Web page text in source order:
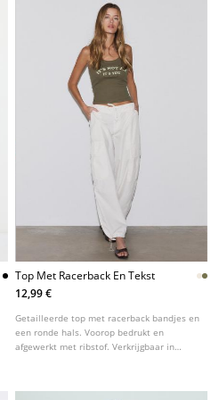
Top Met Racerback En Tekst
12,99 €
Getailleerde top met racerback bandjes en
een ronde hals. Voorop bedrukt en
afgewerkt met ribstof. Verkrijgbaar in